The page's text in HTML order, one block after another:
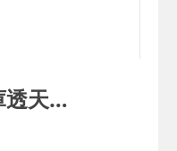
仁武仁雄商圈｜車庫透天｜稀少釋出｜屋況優